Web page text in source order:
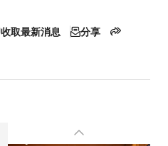
收取最新消息 分享